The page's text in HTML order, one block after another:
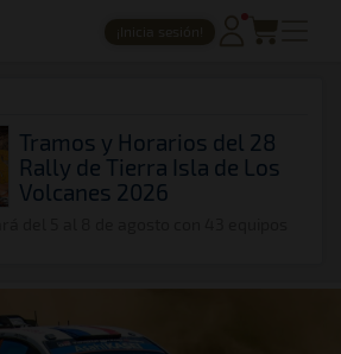
del motor desde 1999
TIEMPOS ONLINE
NOTICIAS
Tramos y Horarios del 28
Rally de Tierra Isla de Los
Volcanes 2026